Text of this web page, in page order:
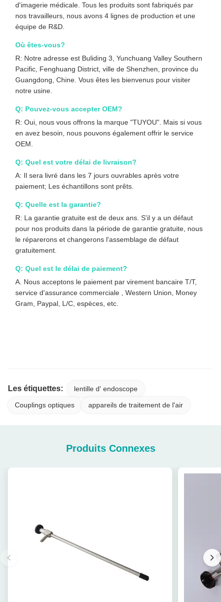
d'imagerie médicale. Tous les produits sont fabriqués par
nos travailleurs, nous avons 4 lignes de production et une
équipe de R&D.
Où êtes-vous?
R: Notre adresse est Buliding 3, Yunchuang Valley Southern
Pacific, Fenghuang District, ville de Shenzhen, province du
Guangdong, Chine. Vous êtes les bienvenus pour visiter
notre usine.
Q: Pouvez-vous accepter OEM?
R: Oui, nous vous offrons la marque "TUYOU". Mais si vous
en avez besoin, nous pouvons également offrir le service
OEM.
Q: Quel est votre délai de livraison?
A: Il sera livré dans les 7 jours ouvrables après votre
paiement; Les échantillons sont prêts.
Q: Quelle est la garantie?
R: La garantie gratuite est de deux ans. S'il y a un défaut
pour nos produits dans la période de garantie gratuite, nous
le réparerons et changerons l'assemblage de défaut
gratuitement.
Q: Quel est le délai de paiement?
A. Nous acceptons le paiement par virement bancaire T/T,
service d'assurance commerciale , Western Union, Money
Gram, Paypal, L/C, espèces, etc.
Les étiquettes: lentille d' endoscope
Couplings optiques appareils de traitement de l'air
Produits Connexes